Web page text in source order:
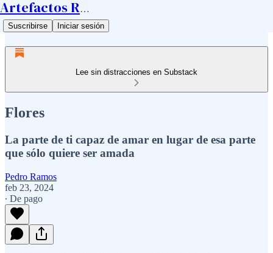
Artefactos Ramos
Suscribirse Iniciar sesión
Lee sin distracciones en Substack
Flores
La parte de ti capaz de amar en lugar de esa parte
que sólo quiere ser amada
Pedro Ramos
feb 23, 2024
∙ De pago